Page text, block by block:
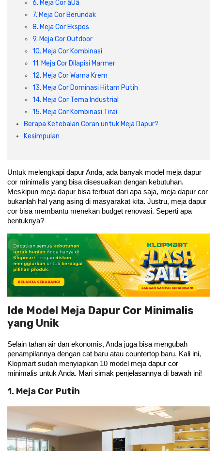
Cat dan Kimia
Saniter
6. Meja Cor âUâ
7. Meja Cor Berundak
8. Meja Cor Ekspos
9. Meja Cor Outdoor
10. Meja Cor Kombinasi
11. Meja Cor Dilapisi Marmer
12. Meja Cor Warna Krem
13. Meja Cor Dominasi Hitam Putih
14. Meja Cor Tema Industrial
15. Meja Cor Kombinasi Tirai
Berapa Ketebalan Coran untuk Meja Dapur?
Kesimpulan
Untuk melengkapi dapur Anda, ada banyak model meja dapur
cor minimalis yang bisa disesuaikan dengan kebutuhan.
Meskipun meja dapur bisa terbuat dari apa saja, meja dapur cor
bukanlah hal yang asing di masyarakat kita. Justru, meja dapur
cor bisa membantu menekan budget renovasi. Seperti apa
bentuknya?
Ide Model Meja Dapur Cor Minimalis
yang Unik
Selain tahan air dan ekonomis, Anda juga bisa mengubah
penampilannya dengan cat baru atau countertop baru. Kali ini,
Klopmart sudah menyiapkan 10 model meja dapur cor
minimalis untuk Anda. Mari simak penjelasannya di bawah ini!
1. Meja Cor Putih